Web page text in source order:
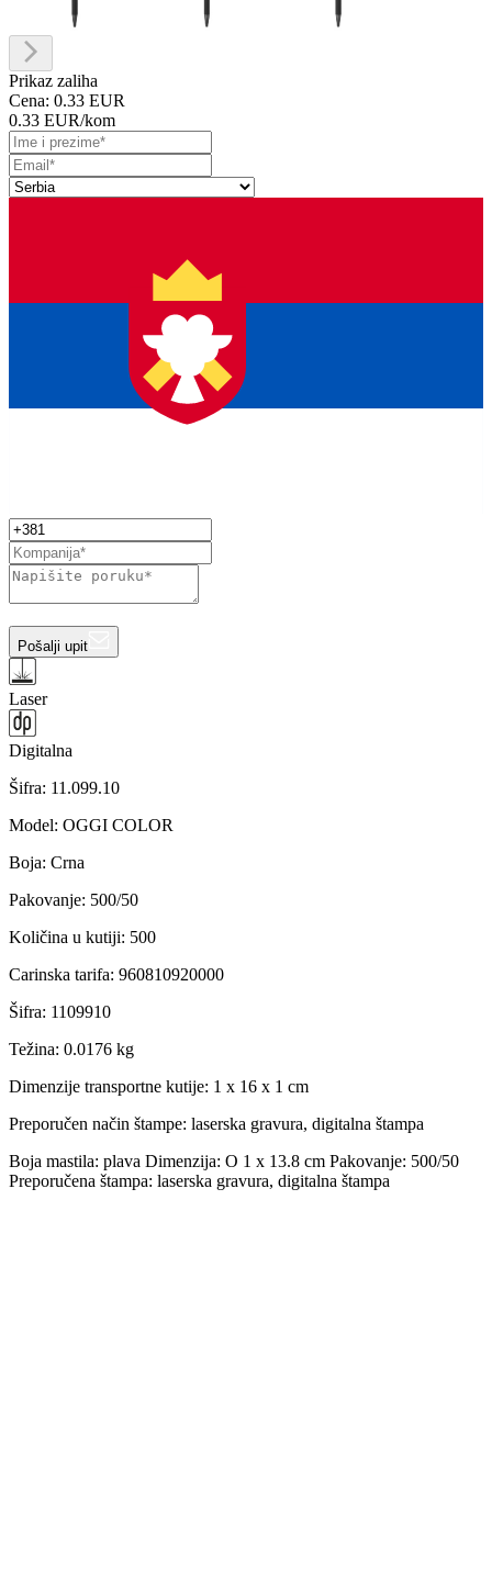
Prikaz zaliha
Cena: 0.33 EUR
0.33 EUR/kom
Pošalji upit
Laser
Digitalna
Šifra: 11.099.10
Model: OGGI COLOR
Boja: Crna
Pakovanje: 500/50
Količina u kutiji: 500
Carinska tarifa: 960810920000
Šifra: 1109910
Težina: 0.0176 kg
Dimenzije transportne kutije: 1 x 16 x 1 cm
Preporučen način štampe: laserska gravura, digitalna štampa
Boja mastila: plava Dimenzija: O 1 x 13.8 cm Pakovanje: 500/50
Preporučena štampa: laserska gravura, digitalna štampa